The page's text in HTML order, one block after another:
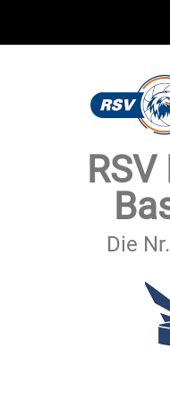
SECHSTER MANN
IMPRESSUM &
Die